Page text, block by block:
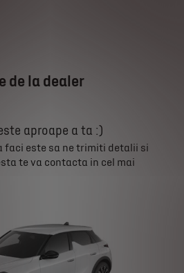
de la dealer
aproape a ta :)
faci este sa ne trimiti detalii si
te va contacta in cel mai